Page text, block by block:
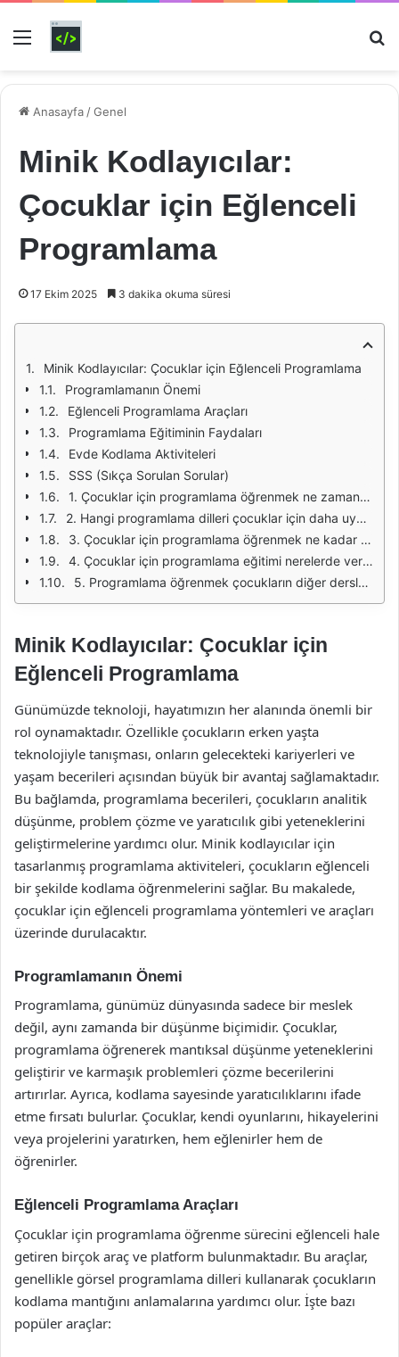
Menü
Anasayfa /Genel
Minik Kodlayıcılar:
Çocuklar için Eğlenceli
Programlama
17 Ekim 2025 3 dakika okuma süresi
Minik Kodlayıcılar: Çocuklar için Eğlenceli Programlama
Programlamanın Önemi
Eğlenceli Programlama Araçları
Programlama Eğitiminin Faydaları
Evde Kodlama Aktiviteleri
SSS (Sıkça Sorulan Sorular)
1. Çocuklar için programlama öğrenmek ne zaman başlamalıdır?
2. Hangi programlama dilleri çocuklar için daha uygundur?
3. Çocuklar için programlama öğrenmek ne kadar zaman alır?
4. Çocuklar için programlama eğitimi nerelerde verilmektedir?
5. Programlama öğrenmek çocukların diğer derslerine nasıl etki eder?
Minik Kodlayıcılar: Çocuklar için
Eğlenceli Programlama
Günümüzde teknoloji, hayatımızın her alanında önemli bir
rol oynamaktadır. Özellikle çocukların erken yaşta
teknolojiyle tanışması, onların gelecekteki kariyerleri ve
yaşam becerileri açısından büyük bir avantaj sağlamaktadır.
Bu bağlamda, programlama becerileri, çocukların analitik
düşünme, problem çözme ve yaratıcılık gibi yeteneklerini
geliştirmelerine yardımcı olur. Minik kodlayıcılar için
tasarlanmış programlama aktiviteleri, çocukların eğlenceli
bir şekilde kodlama öğrenmelerini sağlar. Bu makalede,
çocuklar için eğlenceli programlama yöntemleri ve araçları
üzerinde durulacaktır.
Programlamanın Önemi
Programlama, günümüz dünyasında sadece bir meslek
değil, aynı zamanda bir düşünme biçimidir. Çocuklar,
programlama öğrenerek mantıksal düşünme yeteneklerini
geliştirir ve karmaşık problemleri çözme becerilerini
artırırlar. Ayrıca, kodlama sayesinde yaratıcılıklarını ifade
etme fırsatı bulurlar. Çocuklar, kendi oyunlarını, hikayelerini
veya projelerini yaratırken, hem eğlenirler hem de
öğrenirler.
Eğlenceli Programlama Araçları
Çocuklar için programlama öğrenme sürecini eğlenceli hale
getiren birçok araç ve platform bulunmaktadır. Bu araçlar,
genellikle görsel programlama dilleri kullanarak çocukların
kodlama mantığını anlamalarına yardımcı olur. İşte bazı
popüler araçlar: